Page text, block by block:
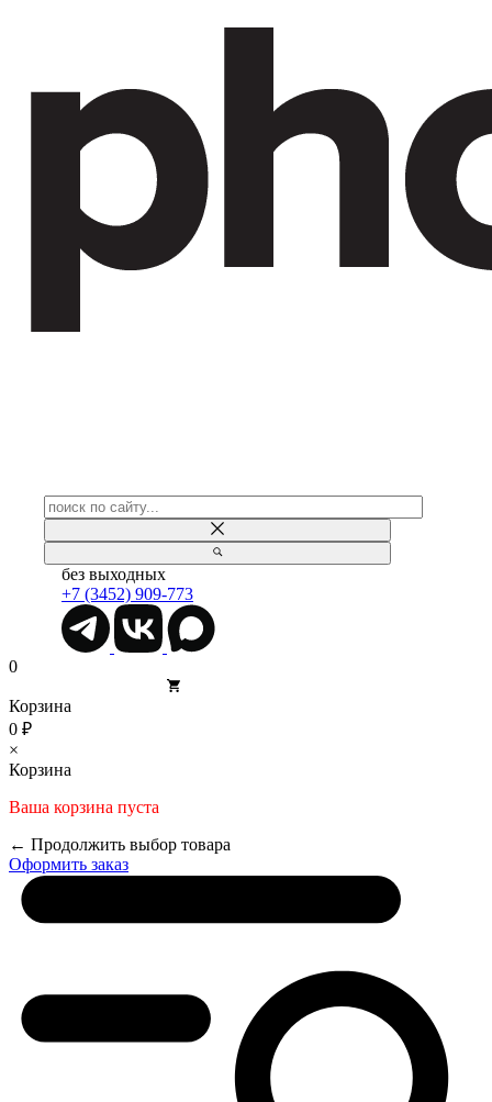
без выходных
+7 (3452) 909-773
0
Корзина
0 ₽
×
Корзина
Ваша корзина пуста
← Продолжить выбор товара
Оформить заказ